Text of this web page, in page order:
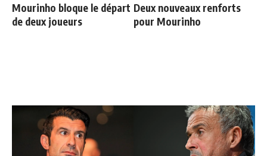
Mourinho bloque le départ
de deux joueurs
Deux nouveaux renforts
pour Mourinho